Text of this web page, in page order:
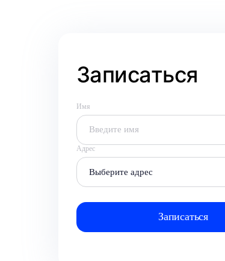
Записаться
Имя
Адрес
Выберите адрес